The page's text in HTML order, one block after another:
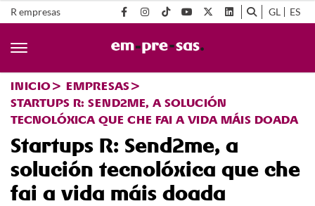
R empresas GL ES
INICIO
EMPRESAS
STARTUPS R: SEND2ME, A SOLUCIÓN
TECNOLÓXICA QUE CHE FAI A VIDA MÁIS DOADA
Startups R: Send2me, a
solución tecnolóxica que che
fai a vida máis doada